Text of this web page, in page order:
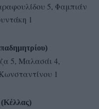
5, Φαμπιάν
1
5, Μαλασάι 4,
1